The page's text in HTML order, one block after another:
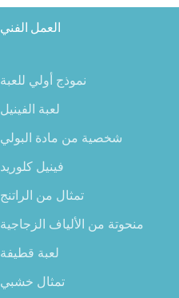
العمل الفني
نموذج أولي للعبة
لعبة الفينيل
شخصية من مادة البولي
فينيل كلوريد
تمثال من الراتنج
منحوتة من الألياف الزجاجية
لعبة قطيفة
تمثال خشبي